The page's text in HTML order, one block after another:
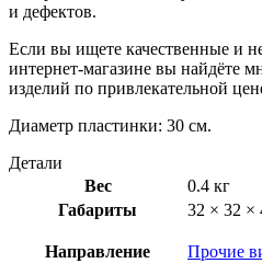
и дефектов.
Если вы ищете качественные и
интернет-магазине вы найдёте
изделий по привлекательной
Диаметр пластинки: 30 см.
Детали
Вес
0.4 кг
Габариты
32 × 32 ×
Направление Прочие